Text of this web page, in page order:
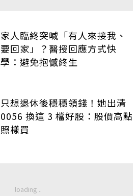
家人臨終突喊「有人來接我、
要回家」？醫授回應方式快
學：避免抱憾終生
只想退休後穩穩領錢！她出清
0056 換這 3 檔好股：股價高點
照樣買